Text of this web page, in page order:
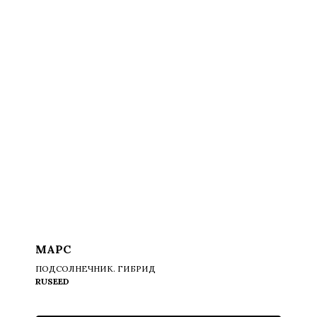
МАРС
ПОДСОЛНЕЧНИК. ГИБРИД
RUSEED